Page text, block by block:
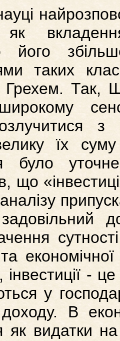
як
його
таких
Так,
їх
було
що
інвестиції -
у
В
як видатки